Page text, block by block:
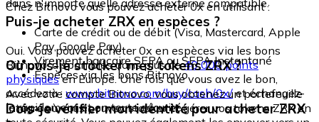
Chez Bitnovo vous pouvez acheter 0x en utilisant :
Carte de crédit ou de débit (Visa, Mastercard, Apple
Pay, Google Pay)
Virement bancaire SEPA ou SEPA Instantané
Espèces via les bons Bitnovo
Puis-je acheter ZRX en espèces ?
Oui. Vous pouvez acheter 0x en espèces via les bons
Bitnovo, disponibles dans plus de40 000 points
physiquesen Europe. Une fois que vous avez le bon,
accédez à : www.bitnovo.com/buy/cash/0x/et échangez-
le rapidement et en toute sécurité.
Où puis-je stocker mes tokens ZRX ?
Avec votre compte Bitnovo, vous obtenez un portefeuille
intégré où vous pouvez stocker et gérer vos tokens ZRX en
Dois-je vérifier mon identité pour acheter ZRX